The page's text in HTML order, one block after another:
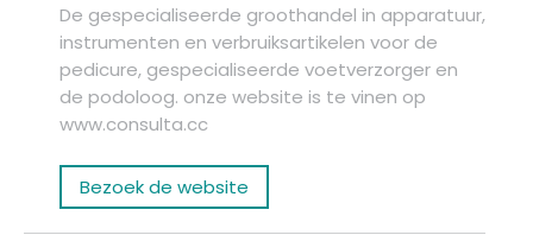
De gespecialiseerde groothandel in apparatuur,
instrumenten en verbruiksartikelen voor de
pedicure, gespecialiseerde voetverzorger en
de podoloog. onze website is te vinen op
www.consulta.cc
Bezoek de website